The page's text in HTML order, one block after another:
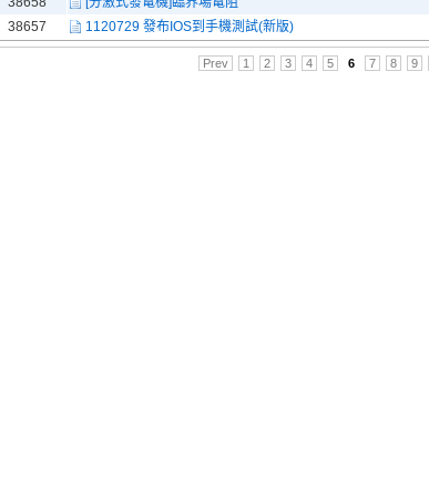
38657 1120729 發布IOS到手機測試(新版)
Prev 1 2 3 4 5 6 7 8 9